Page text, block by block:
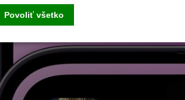
Povoliť všetko